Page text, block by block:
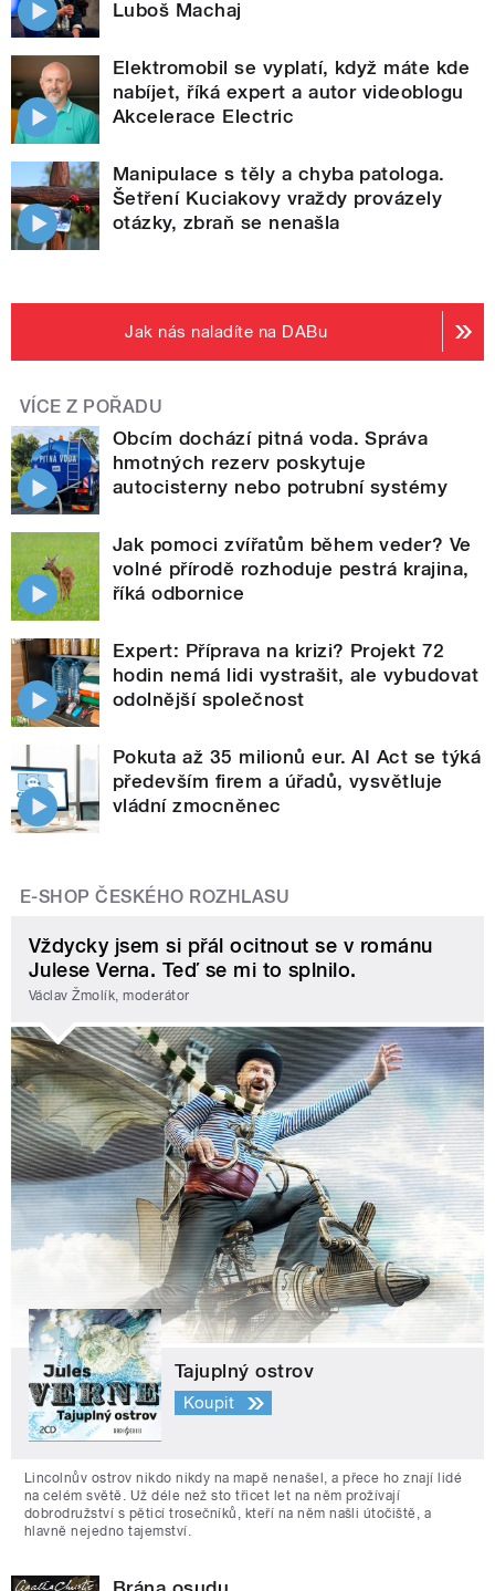
Luboš Machaj
Elektromobil se vyplatí, když máte kde
nabíjet, říká expert a autor videoblogu
Akcelerace Electric
Manipulace s těly a chyba patologa.
Šetření Kuciakovy vraždy provázely
otázky, zbraň se nenašla
Jak nás naladíte na DABu
VÍCE Z POŘADU
Obcím dochází pitná voda. Správa
hmotných rezerv poskytuje
autocisterny nebo potrubní systémy
Jak pomoci zvířatům během veder? Ve
volné přírodě rozhoduje pestrá krajina,
říká odbornice
Expert: Příprava na krizi? Projekt 72
hodin nemá lidi vystrašit, ale vybudovat
odolnější společnost
Pokuta až 35 milionů eur. AI Act se týká
především firem a úřadů, vysvětluje
vládní zmocněnec
E-SHOP ČESKÉHO ROZHLASU
Vždycky jsem si přál ocitnout se v románu
Julese Verna. Teď se mi to splnilo.
Václav Žmolík, moderátor
Tajuplný ostrov
Koupit
Lincolnův ostrov nikdo nikdy na mapě nenašel, a přece ho znají lidé
na celém světě. Už déle než sto třicet let na něm prožívají
dobrodružství s pěticí trosečníků, kteří na něm našli útočiště, a
hlavně nejedno tajemství.